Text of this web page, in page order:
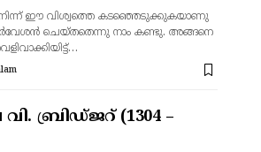
ഈ വിശ്വത്തെ കടഞ്ഞെടുക്കുകയാണു
ചെയ്തതെന്നു നാം കണ്ടു. അങ്ങനെ
ബ്രിഡ്‌ജറ് (1304 –